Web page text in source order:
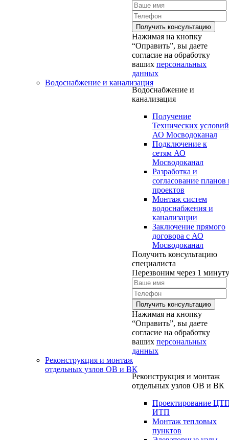
Нажимая на кнопку
“Оправить”, вы даете
согласие на обработку
ваших персональных
данных
Водоснабжение и канализация
Водоснабжение и
канализация
Получение
Технических условий
АО Мосводоканал
Подключение к
сетям АО
Мосводоканал
Разработка и
согласование планов
проектов
Монтаж систем
водоснабжения и
канализации
Заключение прямого
договора с АО
Мосводоканал
Получить консультацию
специалиста
Перезвоним через 1 минуту
Нажимая на кнопку
“Оправить”, вы даете
согласие на обработку
ваших персональных
данных
Реконструкция и монтаж
отдельных узлов ОВ и ВК
Реконструкция и монтаж
отдельных узлов ОВ и ВК
Проектирование
ИТП
Монтаж тепловых
пунктов